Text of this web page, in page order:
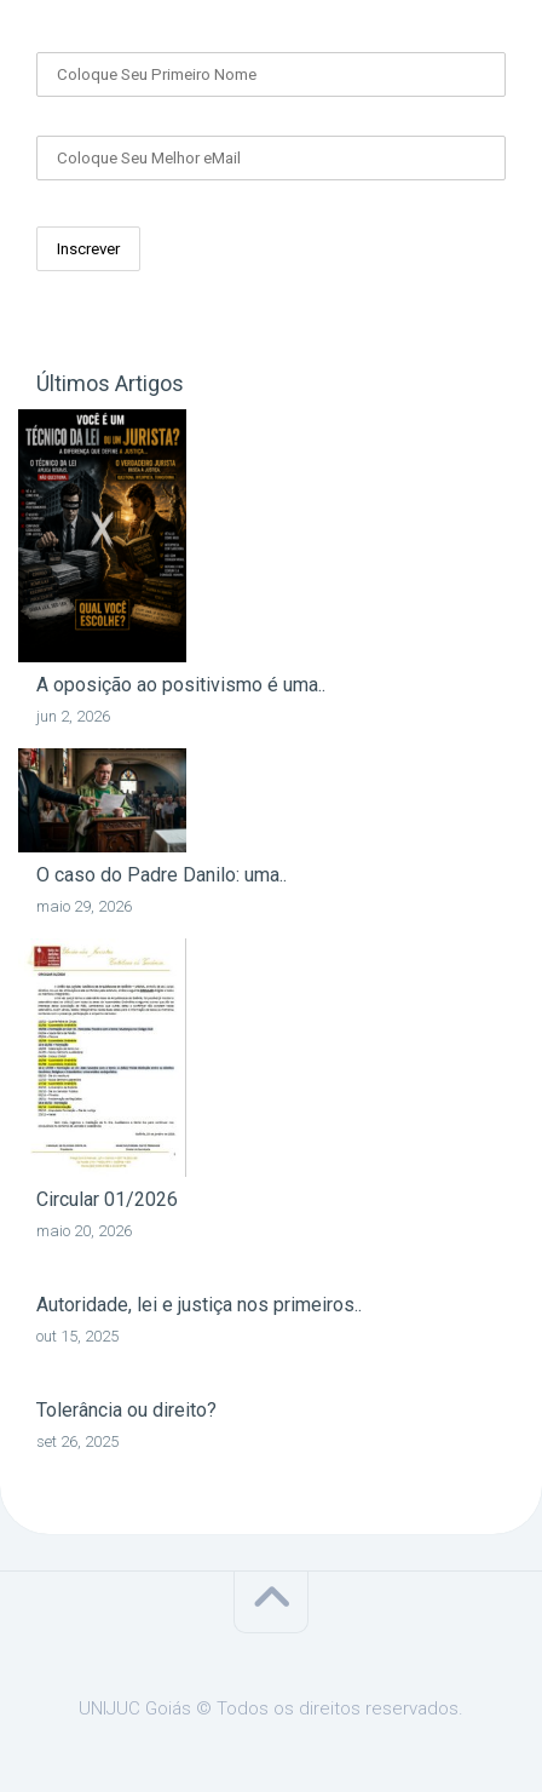
Últimos Artigos
A oposição ao positivismo é uma..
jun 2, 2026
O caso do Padre Danilo: uma..
maio 29, 2026
Circular 01/2026
maio 20, 2026
Autoridade, lei e justiça nos primeiros..
out 15, 2025
Tolerância ou direito?
set 26, 2025
UNIJUC Goiás © Todos os direitos reservados.